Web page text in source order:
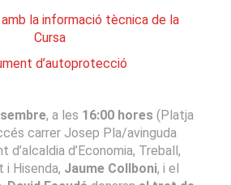
la informació tècnica de la
Cursa
d’autoprotecció
, a les 16:00 hores (Platja
carrer Josep Pla/avinguda
d’alcaldia d’Economia, Treball,
Hisenda, Jaume Collboni, i el